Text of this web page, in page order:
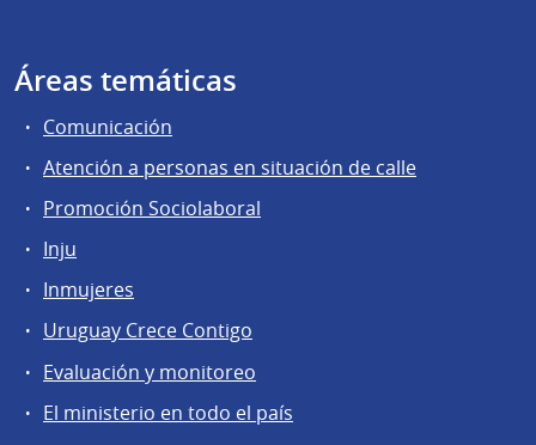
Áreas temáticas
Comunicación
Atención a personas en situación de calle
Promoción Sociolaboral
Inju
Inmujeres
Uruguay Crece Contigo
Evaluación y monitoreo
El ministerio en todo el país